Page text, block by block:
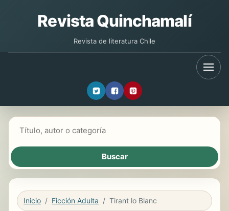
Revista Quinchamalí
Revista de literatura Chile
Inicio Ficción Adulta Tirant lo Blanc